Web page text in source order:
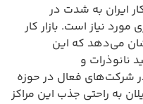
ایران به شدت در
نیاز است. بازار کار
می‌دهد که این
نانوذرات و
شرکت‌های فعال در حوزه
به راحتی جذب این مراکز